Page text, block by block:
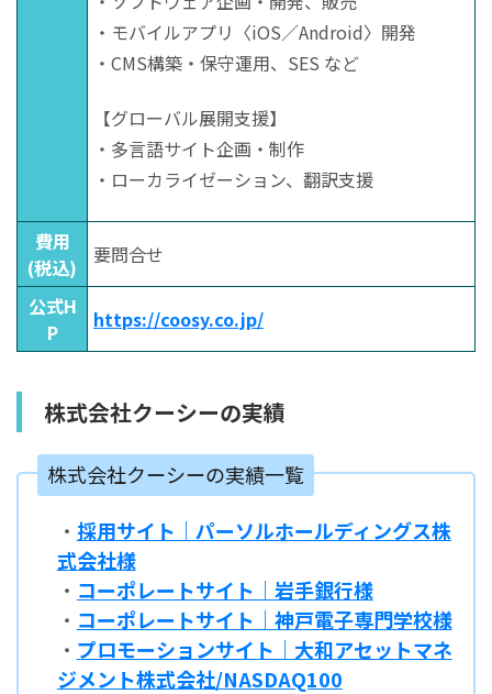
・モバイルアプリ〈iOS／Android〉開発
・CMS構築・保守運用、SES など
【グローバル展開支援】
・多言語サイト企画・制作
・ローカライゼーション、翻訳支援
費用
(税込)
要問合せ
公式H
P
https://coosy.co.jp/
株式会社クーシーの実績
株式会社クーシーの実績一覧
・ 採用サイト｜パーソルホールディングス株
式会社様
・ コーポレートサイト｜岩手銀行様
・ コーポレートサイト｜神戸電子専門学校様
・ プロモーションサイト｜大和アセットマネ
ジメント株式会社/NASDAQ100